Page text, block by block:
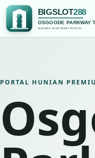
Lewati ke konten utama
PORTAL HUNIAN